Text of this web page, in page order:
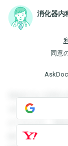
消化器内
同意
登録すると回答
を閲覧すること
ができます。登
録すると回答を